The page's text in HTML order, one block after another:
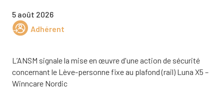
5 août 2026
Adhérent
L’ANSM signale la mise en œuvre d'une action de sécurité
concernant le Lève-personne fixe au plafond (rail) Luna X5 –
Winncare Nordic